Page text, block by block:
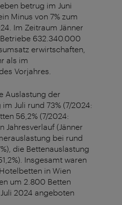
betrug im Juni
Minus von 7% zum
Im Zeitraum Jänner
632.340.000
erwirtschaften,
als im
Vorjahres.
Auslastung der
Juli rund 73% (7/2024:
56,2% (7/2024:
Jahresverlauf (Jänner
bei rund
die Bettenauslastung
Insgesamt waren
in Wien
um 2.800 Betten
2024 angeboten